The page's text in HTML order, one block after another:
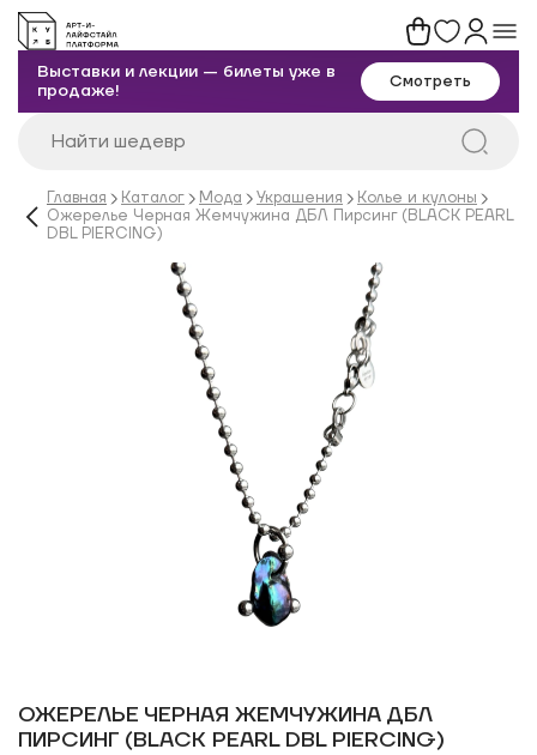
Выставки и лекции — билеты уже в
продаже!
Смотреть
Главная Каталог Мода Украшения
Колье и кулоны
Ожерелье Черная Жемчужина ДБЛ Пирсинг (BLACK PEARL
DBL PIERCING)
ОЖЕРЕЛЬЕ ЧЕРНАЯ ЖЕМЧУЖИНА ДБЛ
ПИРСИНГ (BLACK PEARL DBL PIERCING)